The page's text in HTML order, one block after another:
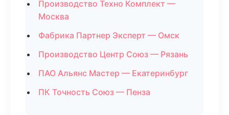
Производство Техно Комплект —
Москва
Фабрика Партнер Эксперт — Омск
Производство Центр Союз — Рязань
ПАО Альянс Мастер — Екатеринбург
ПК Точность Союз — Пенза